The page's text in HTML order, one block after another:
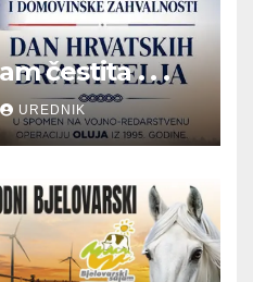
čestita . . .
UREDNIK